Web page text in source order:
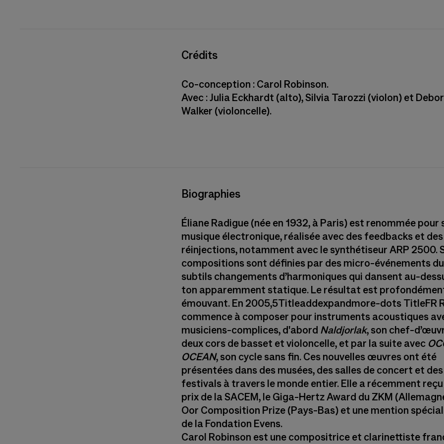
Crédits
Co-conception : Carol Robinson.
Avec : Julia Eckhardt (alto), Silvia Tarozzi (violon) et
Walker (violoncelle).
Biographies
Éliane Radigue (née en 1932, à Paris) est renommée pour
musique électronique, réalisée avec des feedbacks et des
réinjections, notamment avec le synthétiseur ARP 2500.
compositions sont définies par des micro-événements
subtils changements d’harmoniques qui dansent au-
ton apparemment statique. Le résultat est
émouvant. En 2005,5Titleaddexpandmore-dots TitleFR
commence à composer pour instruments acoustiques
musiciens-complices, d'abord Naldjorlak, son chef-
deux cors de basset et violoncelle, et par la suite avec
OCEAN, son cycle sans fin. Ces nouvelles œuvres ont été
présentées dans des musées, des salles de concert et des
festivals à travers le monde entier. Elle a récemment
prix de la SACEM, le Giga-Hertz Award du ZKM
Oor Composition Prize (Pays-Bas) et une mention
de la Fondation Evens.
Carol Robinson est une compositrice et clarinettiste